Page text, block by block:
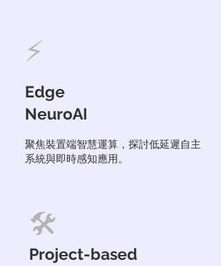
⚡
Edge
NeuroAI
聚焦裝置端智慧運算，探討低延遲自主
系統與即時感知應用。
🛠
Project-based